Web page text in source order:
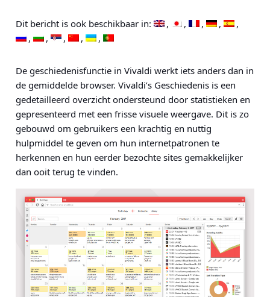
Dit bericht is ook beschikbaar in:
De geschiedenisfunctie in Vivaldi werkt iets anders dan in
de gemiddelde browser. Vivaldi’s Geschiedenis is een
gedetailleerd overzicht ondersteund door statistieken en
gepresenteerd met een frisse visuele weergave. Dit is zo
gebouwd om gebruikers een krachtig en nuttig
hulpmiddel te geven om hun internetpatronen te
herkennen en hun eerder bezochte sites gemakkelijker
dan ooit terug te vinden.